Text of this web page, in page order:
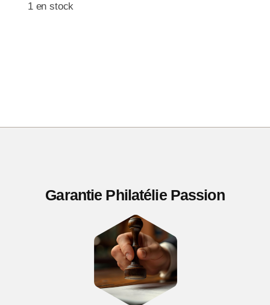
1 en stock
Garantie Philatélie Passion